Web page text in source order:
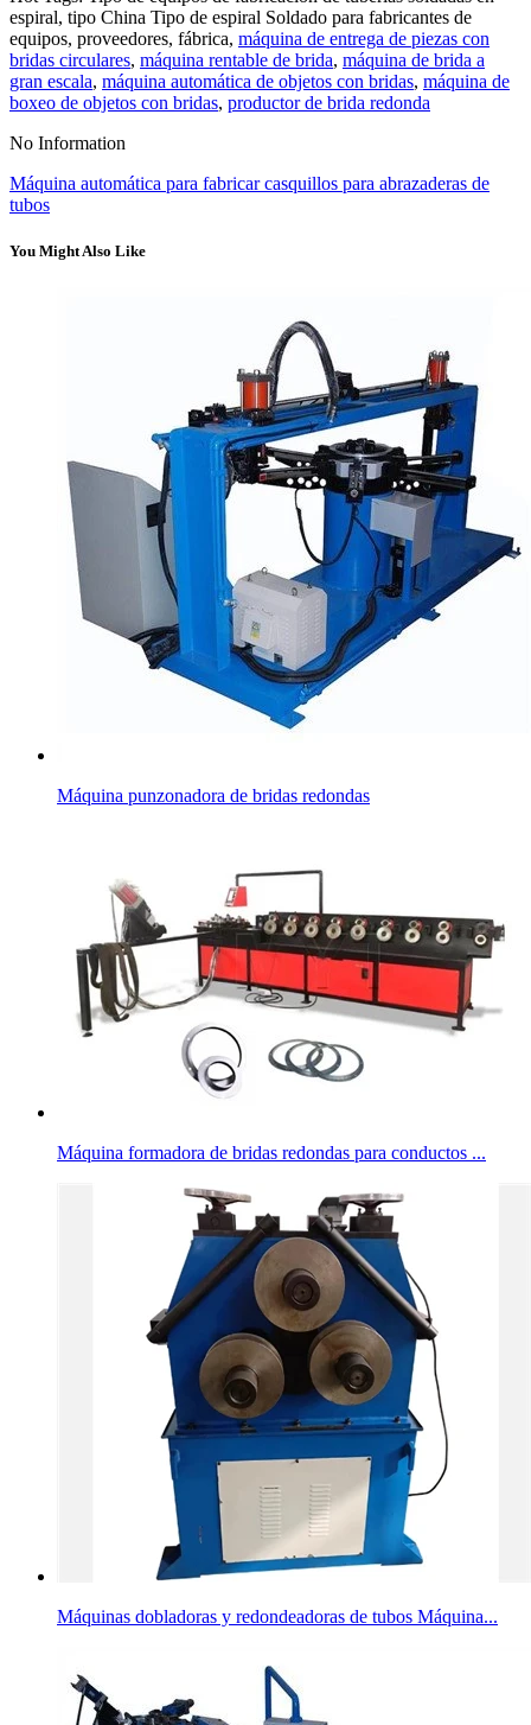
espiral, tipo China Tipo de espiral Soldado para fabricantes de
equipos, proveedores, fábrica, máquina de entrega de piezas con
bridas circulares, máquina rentable de brida, máquina de brida a
gran escala, máquina automática de objetos con bridas, máquina de
boxeo de objetos con bridas, productor de brida redonda
No Information
Máquina automática para fabricar casquillos para abrazaderas de
tubos
You Might Also Like
Máquina punzonadora de bridas redondas
Máquina formadora de bridas redondas para conductos ...
Máquinas dobladoras y redondeadoras de tubos Máquina...